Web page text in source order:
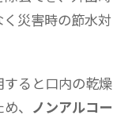
災害時の節水対
ると口内の乾燥
、 ノンアルコー